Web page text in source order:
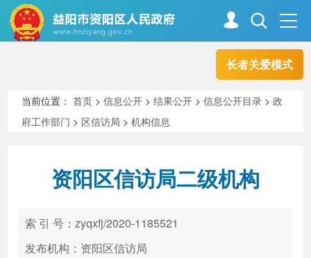
长者关爱模式
走进资阳
新闻中心 解读回应
政务服务
当前位置：首页 >信息公开 >结果公开 >信息公开目录 >政
府工作部门 > 区信访局 >机构信息
资阳区信访局二级机构
索 引 号：zyqxfj/2020-1185521
发布机构：资阳区信访局